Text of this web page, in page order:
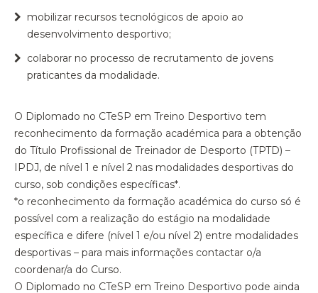
mobilizar recursos tecnológicos de apoio ao
desenvolvimento desportivo;
colaborar no processo de recrutamento de jovens
praticantes da modalidade.
O Diplomado no CTeSP em Treino Desportivo tem
reconhecimento da formação académica para a obtenção
do Título Profissional de Treinador de Desporto (TPTD) –
IPDJ, de nível 1 e nível 2 nas modalidades desportivas do
curso, sob condições específicas*.
*o reconhecimento da formação académica do curso só é
possível com a realização do estágio na modalidade
específica e difere (nível 1 e/ou nível 2) entre modalidades
desportivas – para mais informações contactar o/a
coordenar/a do Curso.
O Diplomado no CTeSP em Treino Desportivo pode ainda